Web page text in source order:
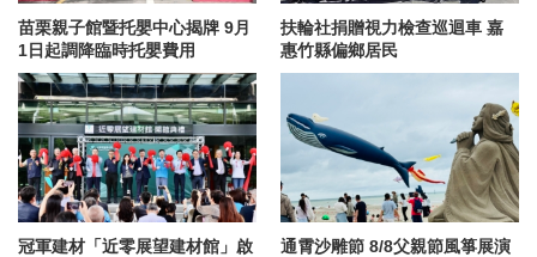
扶輪社捐贈視力檢查巡迴車 嘉
惠竹縣偏鄉居民
苗栗親子館暨托嬰中心揭牌 9月
1日起調降臨時托嬰費用
通霄沙雕節 8/8父親節風箏展演
冠軍建材「近零展望建材館」啟